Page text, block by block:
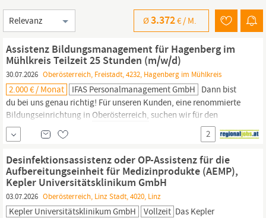
Sortierung
Ø3.372€ / M.
Assistenz Bildungsmanagement für Hagenberg im
Mühlkreis Teilzeit 25 Stunden (m/w/d)
30.07.2026 Oberösterreich, Freistadt, 4232, Hagenberg im Mühlkreis
2.000 € / Monat IFAS Personalmanagement GmbH Dann bist
du bei uns genau richtig! Für unseren Kunden, eine renommierte
Bildungseinrichtung in Oberösterreich, suchen wir für den
Standort in Hagenberg im Mühlkreis eine engagierte und
vielseitigeAssistenz
im Ausmaß von 25 Wochenstunden. Das
Aufgabengebiet Mitarbeit in einer...
2
Desinfektionsassistenz oder OP-Assistenz für die
Aufbereitungseinheit für Medizinprodukte (AEMP),
Kepler Universitätsklinikum GmbH
03.07.2026 Oberösterreich, Linz Stadt, 4020, Linz
Kepler Universitätsklinikum GmbH Vollzeit Das Kepler